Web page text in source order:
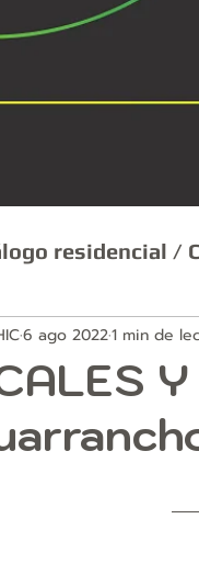
residencial /
y Mantenimiento
6 ago 20221 min de